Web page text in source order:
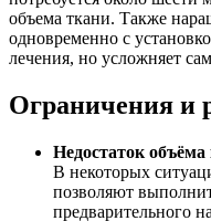
объема ткани. Также
одновременно с
лечения, но усложняет
Ограничения и
Недостаток объёма
В некоторых
позволяют
предварительного